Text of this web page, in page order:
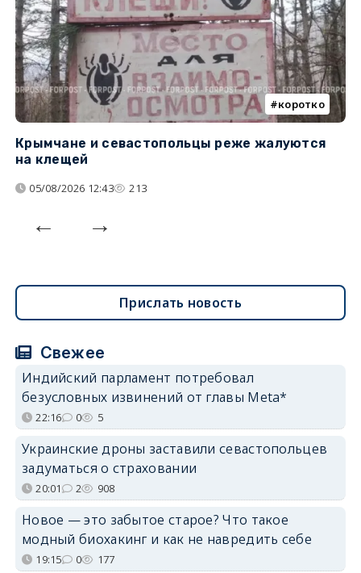
коротко
Крымчане и севастопольцы реже жалуются
на клещей
05/08/2026 12:43 213
Прислать новость
Свежее
Индийский парламент потребовал
безусловных извинений от главы Meta*
22:16 0 5
Украинские дроны заставили севастопольцев
задуматься о страховании
20:01 2 908
Новое — это забытое старое? Что такое
модный биохакинг и как не навредить себе
19:15 0 177